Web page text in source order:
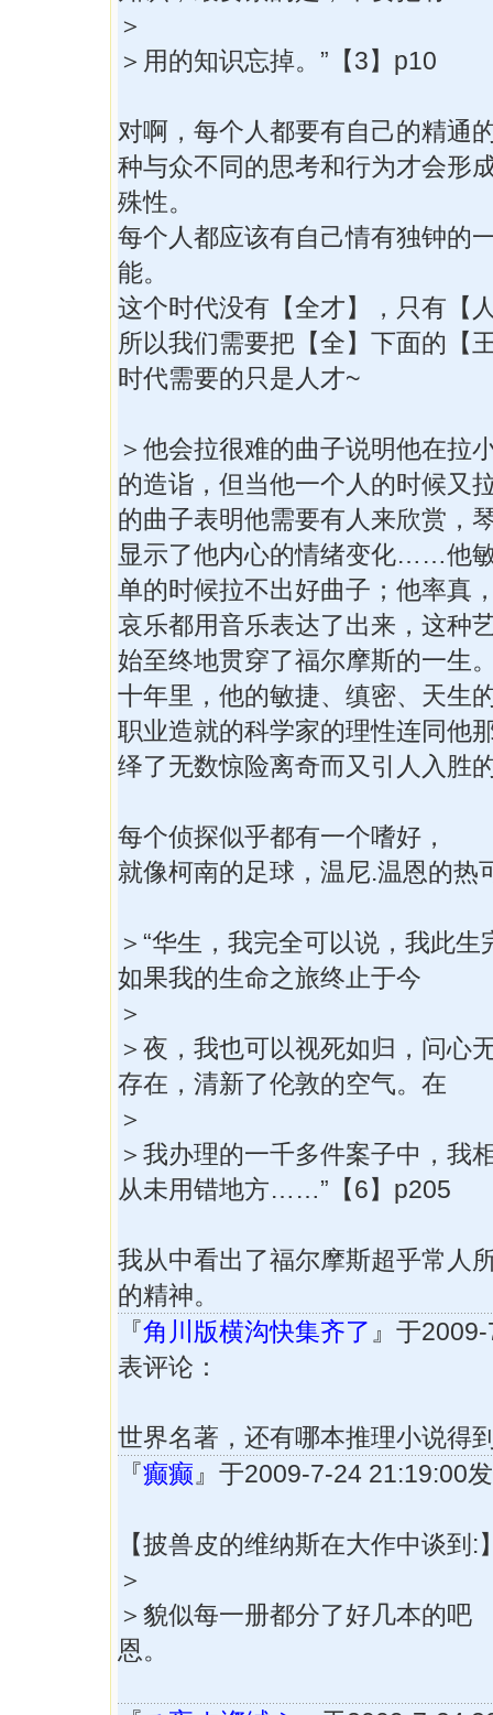
＞
＞用的知识忘掉。”【3】p10
对啊，每个人都要有自己的精通
种与众不同的思考和行为才会形
殊性。
每个人都应该有自己情有独钟的
能。
这个时代没有【全才】，只有【
所以我们需要把【全】下面的【
时代需要的只是人才~
＞他会拉很难的曲子说明他在拉
的造诣，但当他一个人的时候又
的曲子表明他需要有人来欣赏，
显示了他内心的情绪变化……他
单的时候拉不出好曲子；他率真
哀乐都用音乐表达了出来，这种
始至终地贯穿了福尔摩斯的一生
十年里，他的敏捷、缜密、天生
职业造就的科学家的理性连同他
绎了无数惊险离奇而又引人入胜
每个侦探似乎都有一个嗜好，
就像柯南的足球，温尼.温恩的热
＞“华生，我完全可以说，我此
如果我的生命之旅终止于今
＞
＞夜，我也可以视死如归，问心
存在，清新了伦敦的空气。在
＞
＞我办理的一千多件案子中，我
从未用错地方……”【6】p205
我从中看出了福尔摩斯超乎常人
的精神。
『角川版横沟快集齐了 』于
表评论：
世界名著，还有哪本推理小说得
『癫癫 』于2009-7-24 21:19:00
【披兽皮的维纳斯在大作中谈到:
＞
＞貌似每一册都分了好几本的吧
恩。